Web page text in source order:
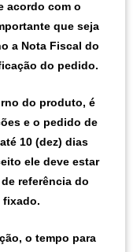
acordo com o
que seja
a Nota Fiscal do
do pedido.
do produto, é
e o pedido de
10 (dez) dias
ele deve estar
referência do
fixado.
o tempo para